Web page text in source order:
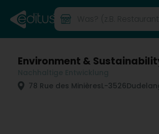
Environment &
78 Rue des MinièresL-3526